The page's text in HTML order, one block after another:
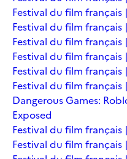
Festival du film français
Festival du film français
Festival du film français
Festival du film français
Festival du film français
Festival du film français
Dangerous Games:
Exposed
Festival du film français
Festival du film français